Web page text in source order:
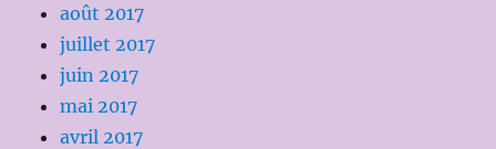
août 2017
juillet 2017
juin 2017
mai 2017
avril 2017